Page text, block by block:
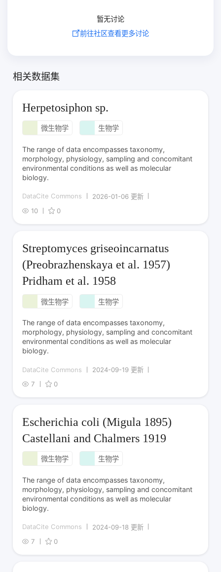
暂无讨论
前往社区查看更多讨论
相关数据集
Herpetosiphon sp.
微生物学 生物学
The range of data encompasses taxonomy,
morphology, physiology, sampling and concomitant
environmental conditions as well as molecular
biology.
DataCite Commons
2026-01-06 更新
10
0
Streptomyces griseoincarnatus
(Preobrazhenskaya et al. 1957)
Pridham et al. 1958
微生物学 生物学
The range of data encompasses taxonomy,
morphology, physiology, sampling and concomitant
environmental conditions as well as molecular
biology.
DataCite Commons
2024-09-19 更新
7
0
Escherichia coli (Migula 1895)
Castellani and Chalmers 1919
微生物学 生物学
The range of data encompasses taxonomy,
morphology, physiology, sampling and concomitant
environmental conditions as well as molecular
biology.
DataCite Commons
2024-09-18 更新
7
0